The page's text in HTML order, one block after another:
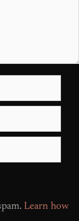
Learn how